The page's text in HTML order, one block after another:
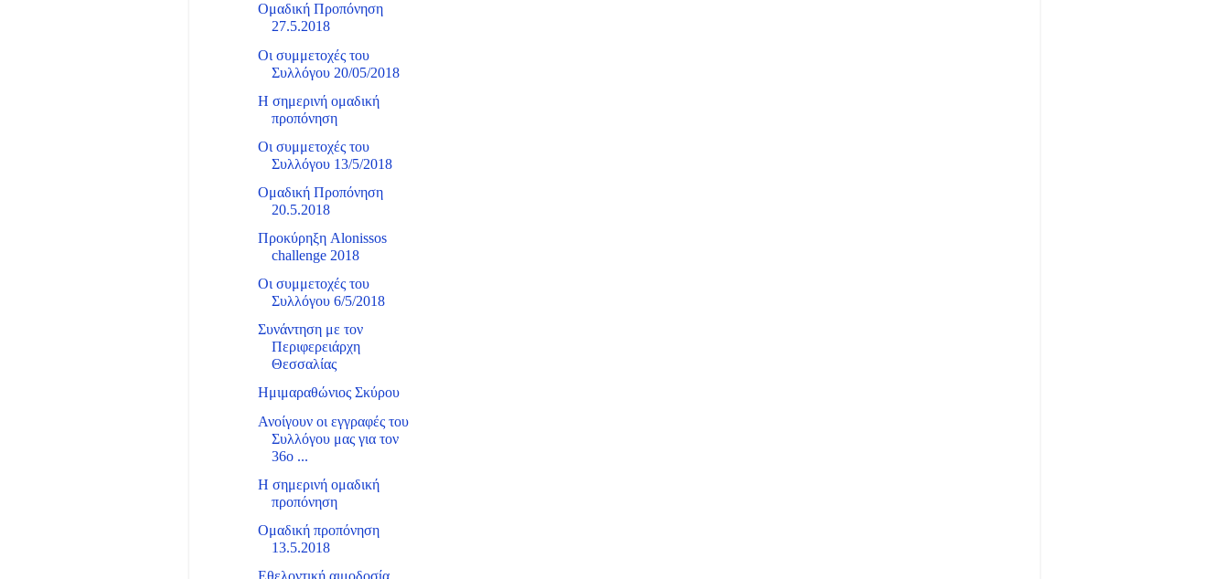
Ομαδική Προπόνηση
27.5.2018
Οι συμμετοχές του
Συλλόγου 20/05/2018
Η σημερινή ομαδική
προπόνηση
Οι συμμετοχές του
Συλλόγου 13/5/2018
Ομαδική Προπόνηση
20.5.2018
Προκύρηξη Alonissos
challenge 2018
Οι συμμετοχές του
Συλλόγου 6/5/2018
Συνάντηση με τον
Περιφερειάρχη
Θεσσαλίας
Ημιμαραθώνιος Σκύρου
Ανοίγουν οι εγγραφές του
Συλλόγου μας για τον
36ο ...
Η σημερινή ομαδική
προπόνηση
Ομαδική προπόνηση
13.5.2018